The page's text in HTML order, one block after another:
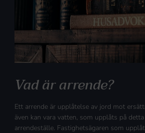
Vad är arrende?
Ett arrende är upplåtelse av jord mot
även kan vara vatten, som upplåts på
arrendeställe. Fastighetsägaren som